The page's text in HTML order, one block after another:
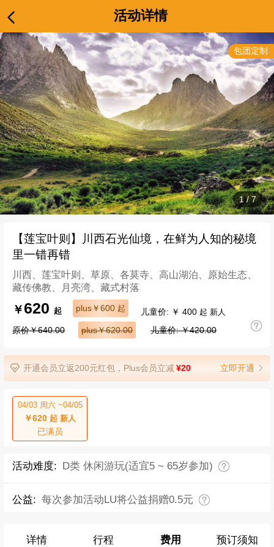
活动详情
1/7
【莲宝叶则】川西石光仙境，在鲜为人知的秘境
里一错再错
川西、莲宝叶则、草原、各莫寺、高山湖泊、原始生态、
藏传佛教、月亮湾、藏式村落
￥620起 plus￥600 起 儿童价: ￥ 400 起 新人
原价￥640.00 plus￥620.00 儿童价: ￥420.00
开通会员立返200元红包，Plus会员立减¥20 立即开通
04/03 周六 ~04/05
￥620起 新人
已满员
包团定制
活动难度: D类 休闲游玩(适宜5 ~ 65岁参加)
公益: 每次参加活动LU将公益捐赠0.5元
详情 行程 费用 预订须知